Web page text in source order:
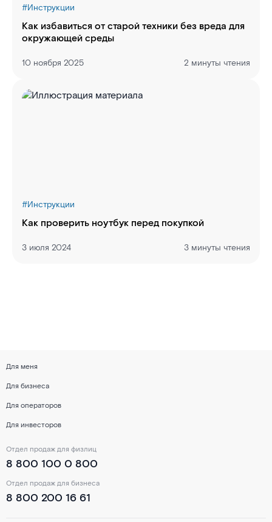
#Инструкции
Как избавиться от старой техники без вреда для
окружающей среды
10 ноября 2025 2 минуты чтения
#Инструкции
Как проверить ноутбук перед покупкой
3 июля 2024 3 минуты чтения
Для меня
Для бизнеса
Для операторов
Для инвесторов
Отдел продаж для бизнеса
8 800 200 16 61
Отдел продаж для физлиц
8 800 100 0 800